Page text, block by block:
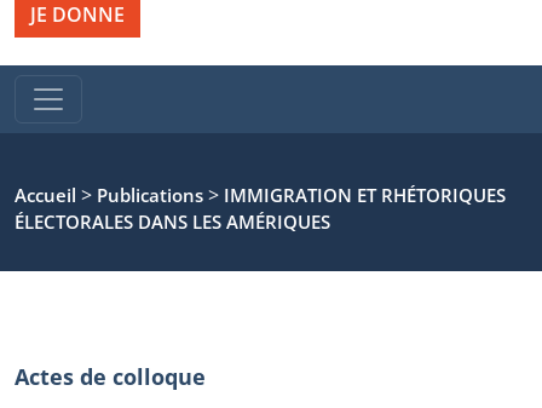
JE DONNE
Accueil > Publications > IMMIGRATION ET RHÉTORIQUES
ÉLECTORALES DANS LES AMÉRIQUES
Actes de colloque